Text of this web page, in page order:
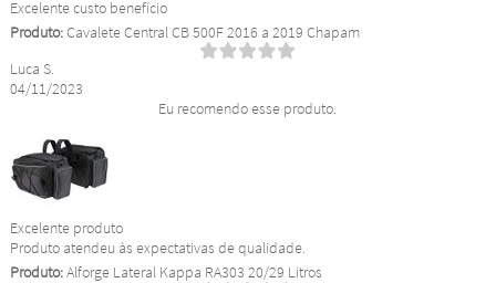
Excelente custo benefício
Produto:Cavalete Central CB 500F 2016 a 2019 Chapam
Luca S.
04/11/2023
Eu recomendo esse produto.
Excelente produto
Produto atendeu às expectativas de qualidade.
Produto:Alforge Lateral Kappa RA303 20/29 Litros